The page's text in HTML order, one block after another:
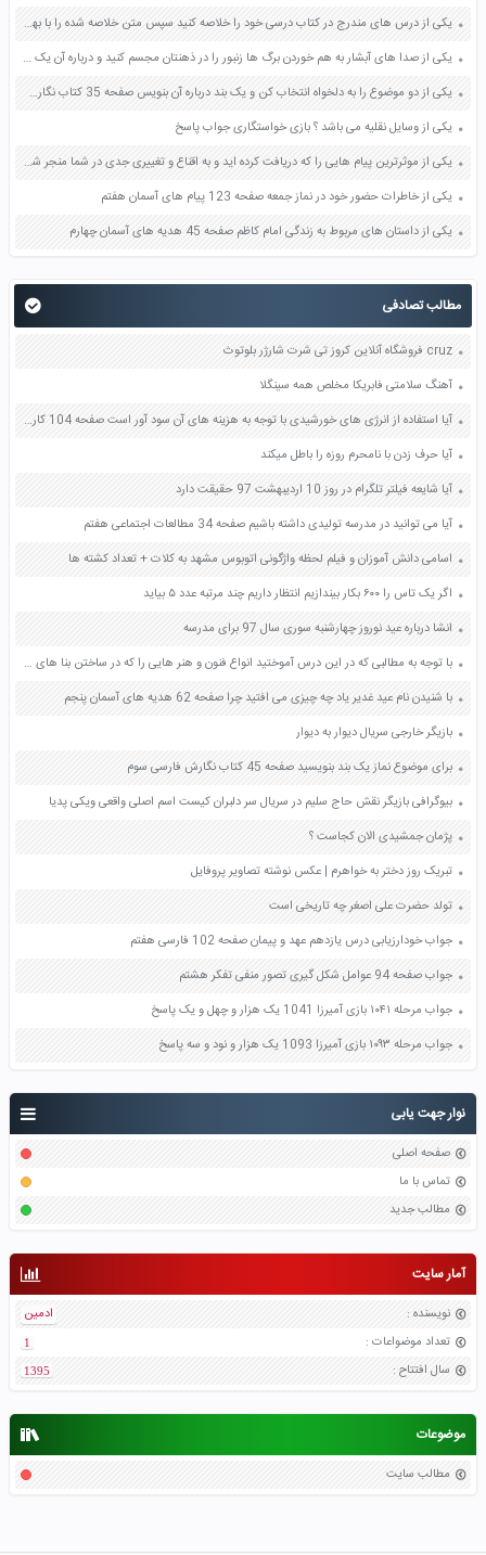
نوار جهت یابی
صفحه اصلی
تماس با ما
مطالب جدید
آمار سایت
نویسنده :
ادمین
تعداد موضواعات :
1
سال افتتاح :
1395
موضوعات
مطالب سایت
یکی از درس های مندرج در کتاب درسی خود را خلاصه کنید سپس متن خلاصه شده را با بهره گیری از روش های دسته بندی نمودار جدول نقشه مفهومی نشان دهید صفحه 118 نگارش یازدهم
یکی از صدا های آبشار به هم خوردن برگ ها زنبور را در ذهنتان مجسم کنید و درباره آن یک بند بنویسید صفحه 11 نگارش پنجم
یکی از دو موضوع را به دلخواه انتخاب کن و یک بند درباره آن بنویس صفحه 35 کتاب نگارش فارسی سوم
یکی از وسایل نقلیه می باشد ؟ بازی خواستگاری جواب پاسخ
یکی از موثرترین پیام هایی را که دریافت کرده اید و به اقناع و تغییری جدی در شما منجر شده است برسی کنید و علت این تاثیر گذاری قابل توجه را بنویسید صفحه 52 تفکر و سواد رسانه ای دهم
یکی از خاطرات حضور خود در نماز جمعه صفحه 123 پیام های آسمان هفتم
یکی از داستان های مربوط به زندگی امام کاظم صفحه 45 هدیه های آسمان چهارم
مطالب تصادفی
cruz فروشگاه آنلاین کروز تی شرت شارژر بلوتوث
آهنگ سلامتی فابریکا مخلص همه سینگلا
آیا استفاده از انرژی های خورشیدی با توجه به هزینه های آن سود آور است صفحه 104 کاربرد فناوری های نوین یازدهم
آیا حرف زدن با نامحرم روزه را باطل میکند
آیا شایعه فیلتر تلگرام در روز 10 اردیبهشت 97 حقیقت دارد
آیا می توانید در مدرسه تولیدی داشته باشیم صفحه 34 مطالعات اجتماعی هفتم
اسامی دانش آموزان و فیلم لحظه واژگونی اتوبوس مشهد به کلات + تعداد کشته ها
اگر یک تاس را ۶۰۰ بکار بیندازیم انتظار داریم چند مرتبه عدد ۵ بیاید
انشا درباره عید نوروز چهارشنبه سوری سال 97 برای مدرسه
با توجه به مطالبی که در این درس آموختید انواع فنون و هنر هایی را که در ساختن بنا های تاریخی اصفهان به کار رفته فهرست کنید صفحه 61 هدیه های آسمان ششم
با شنیدن نام عید غدیر یاد چه چیزی می افتید چرا صفحه 62 هدیه های آسمان پنجم
بازیگر خارجی سریال دیوار به دیوار
برای موضوع نماز یک بند بنویسید صفحه 45 کتاب نگارش فارسی سوم
بیوگرافی بازیگر نقش حاج سلیم در سریال سر دلبران کیست اسم اصلی واقعی ویکی پدیا
پژمان جمشیدی الان کجاست ؟
تبریک روز دختر به خواهرم | عکس نوشته تصاویر پروفایل
تولد حضرت علی اصغر چه تاریخی است
جواب خودارزیابی درس یازدهم عهد و پیمان صفحه 102 فارسی هفتم
جواب صفحه 94 عوامل شکل گیری تصور منفی تفکر هشتم
جواب مرحله ۱۰۴۱ بازی آمیرزا 1041 یک هزار و چهل و یک پاسخ
جواب مرحله ۱۰۹۳ بازی آمیرزا 1093 یک هزار و نود و سه پاسخ